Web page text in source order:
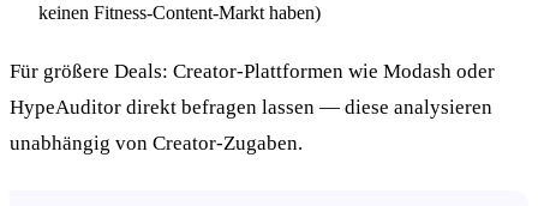
keinen Fitness-Content-Markt haben)
Für größere Deals: Creator-Plattformen wie Modash oder
HypeAuditor direkt befragen lassen — diese analysieren
unabhängig von Creator-Zugaben.